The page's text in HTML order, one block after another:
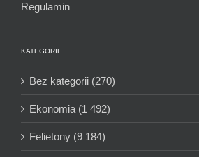
Regulamin
KATEGORIE
Bez kategorii (270)
Ekonomia (1 492)
Felietony (9 184)